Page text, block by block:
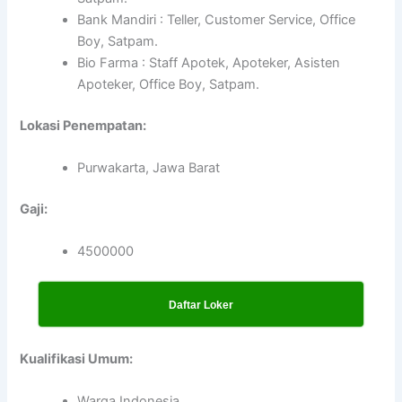
Bank Mandiri : Teller, Customer Service, Office
Boy, Satpam.
Bio Farma : Staff Apotek, Apoteker, Asisten
Apoteker, Office Boy, Satpam.
Lokasi Penempatan:
Purwakarta, Jawa Barat
Gaji:
4500000
Daftar Loker
Kualifikasi Umum: